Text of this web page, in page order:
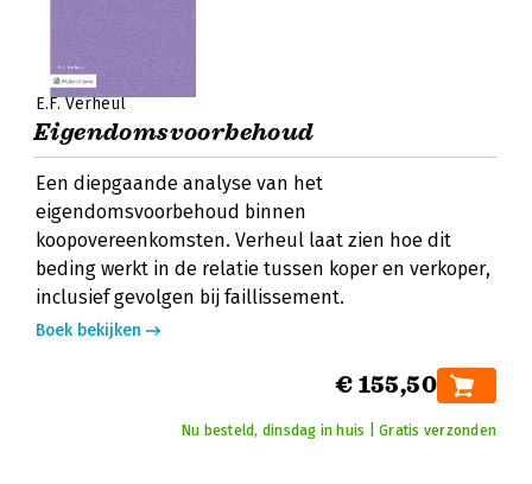
E.F. Verheul
Eigendomsvoorbehoud
Een diepgaande analyse van het
eigendomsvoorbehoud binnen
koopovereenkomsten. Verheul laat zien hoe dit
beding werkt in de relatie tussen koper en verkoper,
inclusief gevolgen bij faillissement.
Boek bekijken
€ 155,50
Nu besteld, dinsdag in huis | Gratis verzonden